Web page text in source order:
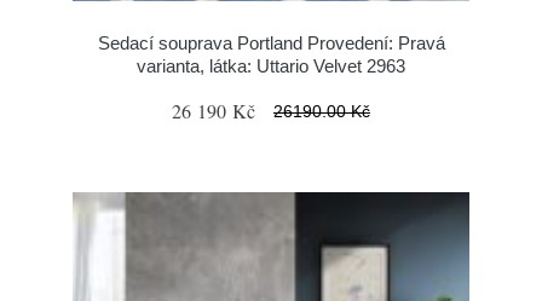
Sedací souprava Portland Provedení: Pravá
varianta, látka: Uttario Velvet 2963
26 190 Kč 26190.00 Kč